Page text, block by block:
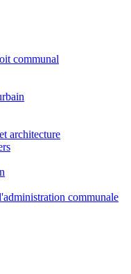
communal
architecture
communale